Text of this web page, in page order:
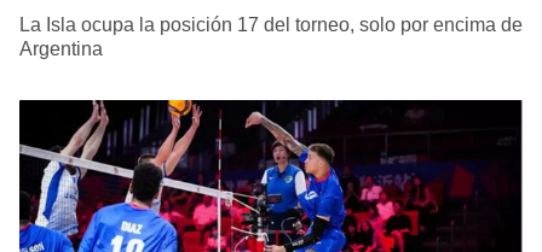
La Isla ocupa la posición 17 del torneo, solo por encima de
Argentina